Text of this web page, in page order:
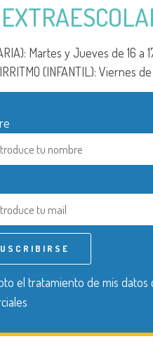
Martes y Jueves de 16 a
(INFANTIL): Viernes
el tratamiento de mis datos